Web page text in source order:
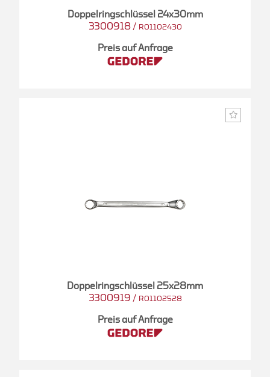
Doppelringschlüssel 24x30mm
3300918 / R01102430
Preis auf Anfrage
Doppelringschlüssel 25x28mm
3300919 / R01102528
Preis auf Anfrage